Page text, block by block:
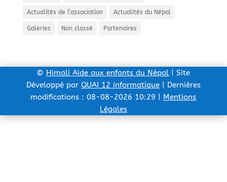
Actualités de l’association Actualités du Népal
Galeries Non classé Partenaires
© Himali Aide aux enfants du Népal
| Site
Développé par QUAI 12 informatique
| Dernières
modifications : 08-08-2026 10:29 |
Mentions
Légales